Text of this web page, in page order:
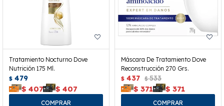
Tratamiento Nocturno Dove
Nutrición 175 Ml.
$ 479
$ 407 $ 407
Máscara De Tratamiento Dove
Reconstrucción 270 Grs.
$ 437 $ 533
$ 371 $ 371